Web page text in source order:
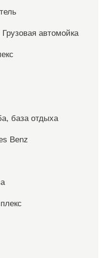
автомойка
база отдыха
Benz